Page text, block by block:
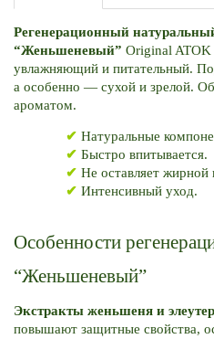
Регенерационный
“Женьшеневый” Original
увлажняющий и питательный.
а особенно — сухой и зрелой.
ароматом.
✔ Натуральные
✔ Быстро впитывается.
✔ Не оставляет жирной
✔ Интенсивный уход.
Особенности
“Женьшеневый”
Экстракты женьшеня и
повышают защитные свойства,